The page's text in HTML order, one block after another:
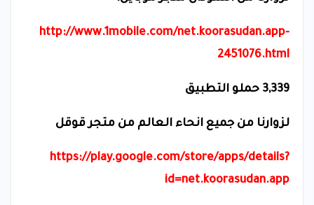
http://www.1mobile.com/net.koorasudan.app-
2451076.html
3,339 حملو التطبيق
لزوارنا من جميع انحاء العالم من متجر قوقل
https://play.google.com/store/apps/details?
id=net.koorasudan.app